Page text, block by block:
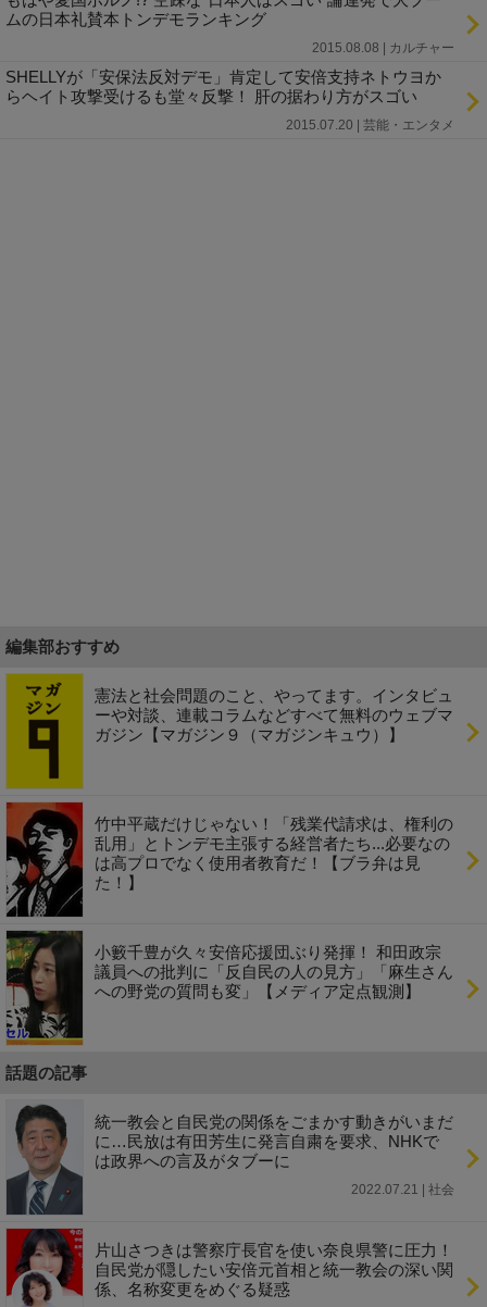
ムの日本礼賛本トンデモランキング
2015.08.08 | カルチャー
SHELLYが「安保法反対デモ」肯定して安倍支持ネトウヨか
らヘイト攻撃受けるも堂々反撃！ 肝の据わり方がスゴい
2015.07.20 | 芸能・エンタメ
編集部おすすめ
憲法と社会問題のこと、やってます。インタビュ
ーや対談、連載コラムなどすべて無料のウェブマ
ガジン【マガジン９（マガジンキュウ）】
竹中平蔵だけじゃない！「残業代請求は、権利の
乱用」とトンデモ主張する経営者たち...必要なの
は高プロでなく使用者教育だ！【ブラ弁は見
た！】
小籔千豊が久々安倍応援団ぶり発揮！ 和田政宗
議員への批判に「反自民の人の見方」「麻生さん
への野党の質問も変」【メディア定点観測】
話題の記事
統一教会と自民党の関係をごまかす動きがいまだ
に…民放は有田芳生に発言自粛を要求、NHKで
は政界への言及がタブーに
2022.07.21 | 社会
片山さつきは警察庁長官を使い奈良県警に圧力！
自民党が隠したい安倍元首相と統一教会の深い関
係、名称変更をめぐる疑惑